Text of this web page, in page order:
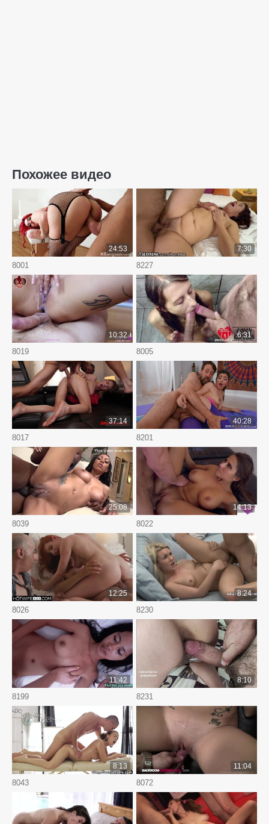
Похожее видео
8001
24:53
8227
7:30
8019
10:32
8005
6:31
8017
37:14
8201
40:28
8039
25:08
8022
14:13
8026
12:25
8230
8:24
8199
11:42
8231
8:10
8043
8:13
8072
11:04